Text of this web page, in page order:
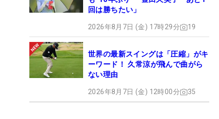
回は勝ちたい」
2026年8月7日 (金) 17時29分 19
世界の最新スイングは「圧縮」がキ
ーワード！ 久常涼が飛んで曲がら
ない理由
2026年8月7日 (金) 12時00分 35